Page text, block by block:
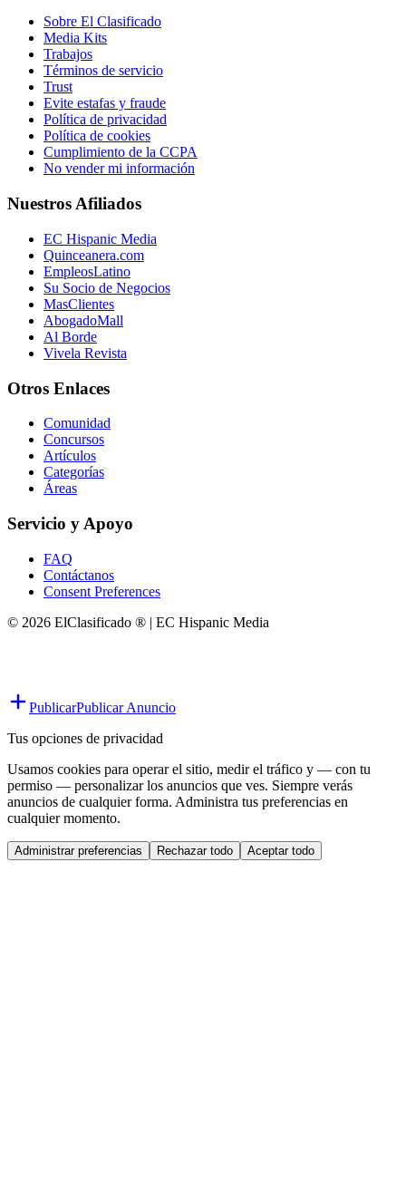
Sobre El Clasificado
Media Kits
Trabajos
Términos de servicio
Trust
Evite estafas y fraude
Política de privacidad
Política de cookies
Cumplimiento de la CCPA
No vender mi información
Nuestros Afiliados
EC Hispanic Media
Quinceanera.com
EmpleosLatino
Su Socio de Negocios
MasClientes
AbogadoMall
Al Borde
Vivela Revista
Otros Enlaces
Comunidad
Concursos
Artículos
Categorías
Áreas
Servicio y Apoyo
FAQ
Contáctanos
Consent Preferences
© 2026 ElClasificado ® | EC Hispanic Media
PublicarPublicar Anuncio
Tus opciones de privacidad
Usamos cookies para operar el sitio, medir el tráfico y — con tu
permiso — personalizar los anuncios que ves. Siempre verás
anuncios de cualquier forma. Administra tus preferencias en
cualquier momento.
Administrar preferencias Rechazar todo Aceptar todo